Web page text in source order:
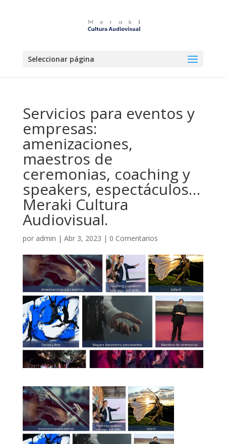
Seleccionar página
Servicios para eventos y
empresas:
amenizaciones,
maestros de
ceremonias, coaching y
speakers, espectáculos…
Meraki Cultura
Audiovisual.
por admin | Abr 3, 2023 | 0 Comentarios